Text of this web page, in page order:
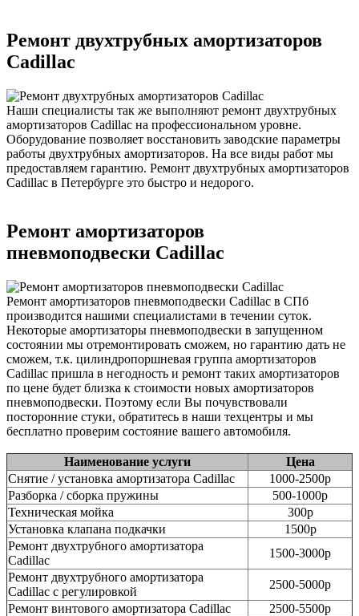
Ремонт двухтрубных амортизаторов
Cadillac
Наши специалисты так же выполняют ремонт двухтрубных
амортизаторов Cadillac на профессиональном уровне.
Оборудование позволяет восстановить заводские параметры
работы двухтрубных амортизаторов. На все виды работ мы
предоставляем гарантию. Ремонт двухтрубных амортизаторов
Cadillac в Петербурге это быстро и недорого.
Ремонт амортизаторов
пневмоподвески Cadillac
Ремонт амортизаторов пневмоподвески Cadillac в СПб
производится нашими специалистами в течении суток.
Некоторые амортизаторы пневмоподвески в запущенном
состоянии мы отремонтировать сможем, но гарантию дать не
сможем, т.к. цилиндропоршневая группа амортизаторов
Cadillac пришла в негодность и ремонт таких амортизаторов
по цене будет близка к стоимости новых амортизаторов
пневмоподвески. Поэтому если Вы почувствовали
посторонние стуки, обратитесь в наши техцентры и мы
бесплатно проверим состояние вашего автомобиля.
Наименование услуги
Цена
Снятие / установка амортизатора Cadillac
1000-2500р
Разборка / сборка пружины
500-1000р
Техническая мойка
300р
Установка клапана подкачки
1500р
Ремонт двухтрубного амортизатора
Cadillac
1500-3000р
Ремонт двухтрубного амортизатора
Cadillac с регулировкой
2500-5000р
Ремонт винтового амортизатора Cadillac
2500-5500р